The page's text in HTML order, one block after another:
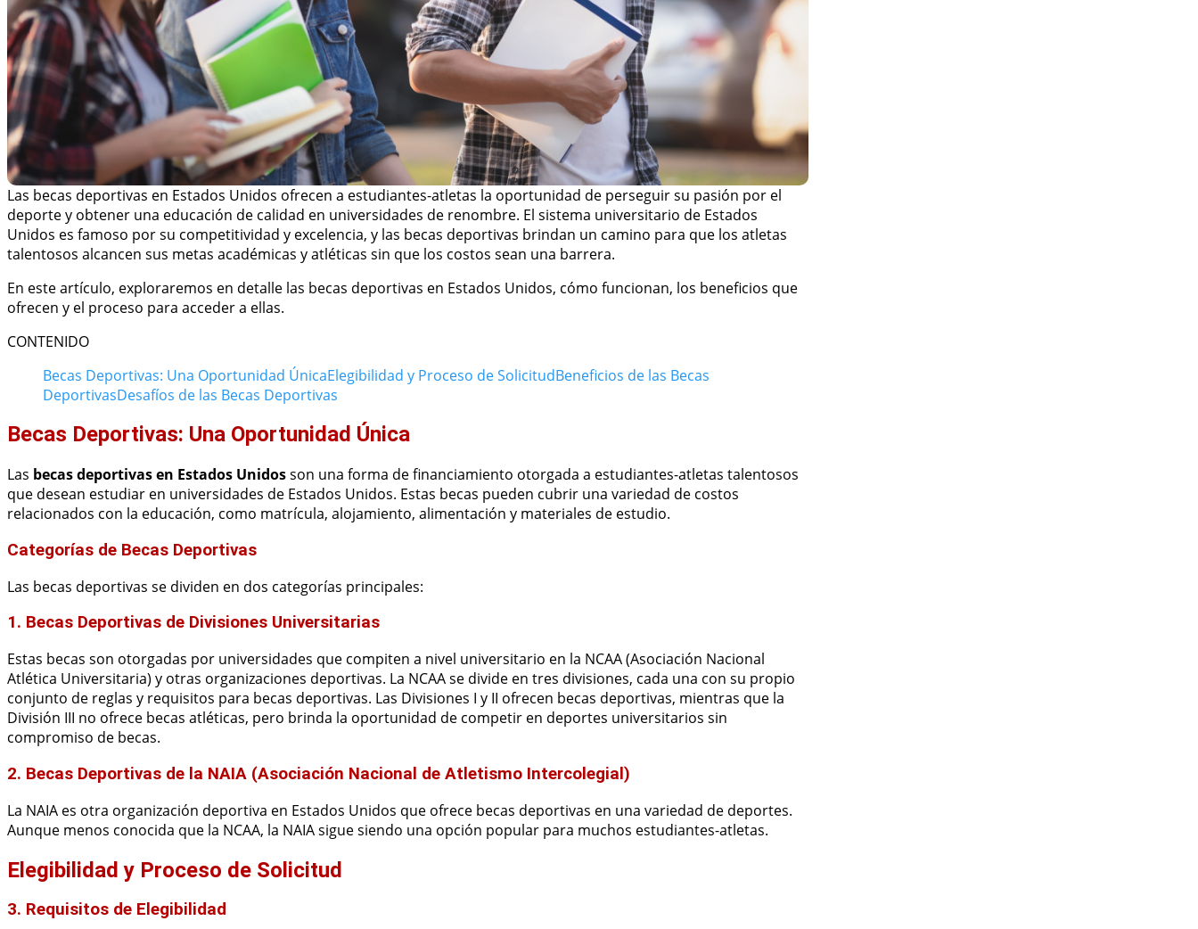
Las becas deportivas en Estados Unidos ofrecen a estudiantes-atletas la oportunidad de perseguir su pasión por el
deporte y obtener una educación de calidad en universidades de renombre. El sistema universitario de Estados
Unidos es famoso por su competitividad y excelencia, y las becas deportivas brindan un camino para que los atletas
talentosos alcancen sus metas académicas y atléticas sin que los costos sean una barrera.
En este artículo, exploraremos en detalle las becas deportivas en Estados Unidos, cómo funcionan, los beneficios que
ofrecen y el proceso para acceder a ellas.
CONTENIDO
Becas Deportivas: Una Oportunidad ÚnicaElegibilidad y Proceso de SolicitudBeneficios de las Becas
DeportivasDesafíos de las Becas Deportivas
Becas Deportivas: Una Oportunidad Única
Las becas deportivas en Estados Unidosson una forma de financiamiento otorgada a estudiantes-atletas talentosos
que desean estudiar en universidades de Estados Unidos. Estas becas pueden cubrir una variedad de costos
relacionados con la educación, como matrícula, alojamiento, alimentación y materiales de estudio.
Categorías de Becas Deportivas
Las becas deportivas se dividen en dos categorías principales:
1. Becas Deportivas de Divisiones Universitarias
Estas becas son otorgadas por universidades que compiten a nivel universitario en la NCAA (Asociación Nacional
Atlética Universitaria) y otras organizaciones deportivas. La NCAA se divide en tres divisiones, cada una con su propio
conjunto de reglas y requisitos para becas deportivas. Las Divisiones I y II ofrecen becas deportivas, mientras que la
División III no ofrece becas atléticas, pero brinda la oportunidad de competir en deportes universitarios sin
compromiso de becas.
2. Becas Deportivas de la NAIA (Asociación Nacional de Atletismo Intercolegial)
La NAIA es otra organización deportiva en Estados Unidos que ofrece becas deportivas en una variedad de deportes.
Aunque menos conocida que la NCAA, la NAIA sigue siendo una opción popular para muchos estudiantes-atletas.
Elegibilidad y Proceso de Solicitud
3. Requisitos de Elegibilidad